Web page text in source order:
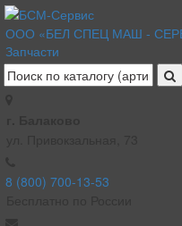
ООО «БЕЛ СПЕЦ МАШ -
Запчасти
8 (800) 700-13-53